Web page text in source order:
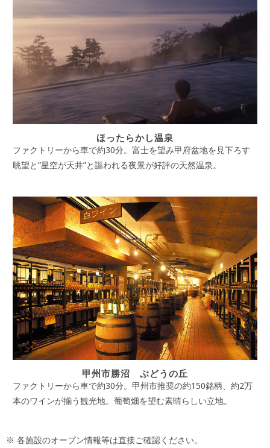
ほったらかし温泉
ファクトリーから車で約30分。富士を望み甲府盆地を見下ろす
眺望と”星空が天井”と謳われる夜景が好評の天然温泉。
甲州市勝沼 ぶどうの丘
ファクトリーから車で約30分。甲州市推奨の約150銘柄、約2万
本のワインが揃う観光地。葡萄畑を望む素晴らしい立地。
※ 各施設のオープン情報等は直接ご確認ください。